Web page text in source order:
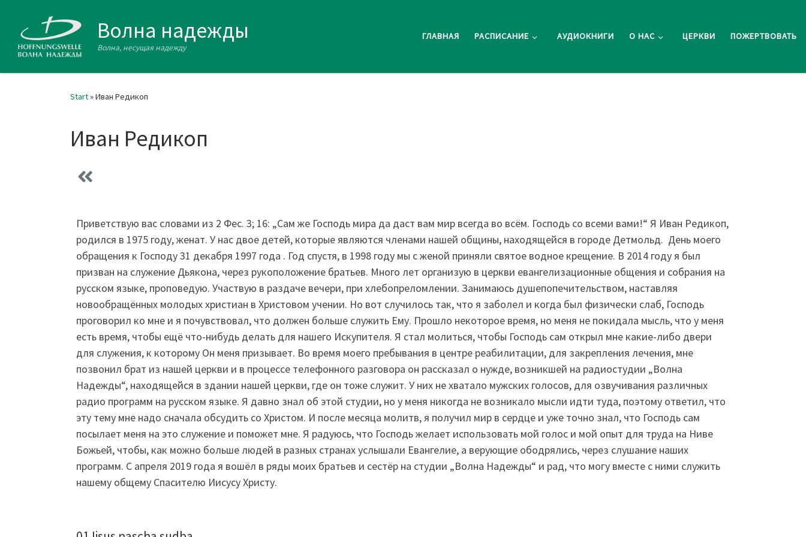
Zum Inhalt springen Волна надежды
Волна, несущая надежду
ГЛАВНАЯ РАСПИСАНИЕ АУДИОКНИГИ О НАС ЦЕРКВИ ПОЖЕРТВОВАТЬ
Start»Иван Редикоп
Иван Редикоп
Приветствую вас словами из 2 Фес. 3; 16: „Сам же Господь мира да даст вам мир всегда во всём. Господь со всеми вами!“ Я Иван Редикоп,
родился в 1975 году, женат. У нас двое детей, которые являются членами нашей общины, находящейся в городе Детмольд. День моего
обращения к Господу 31 декабря 1997 года . Год спустя, в 1998 году мы с женой приняли святое водное крещение. В 2014 году я был
призван на служение Дьякона, через рукоположение братьев. Много лет организую в церкви евангелизационные общения и собрания на
русском языке, проповедую. Участвую в раздаче вечери, при хлебопреломлении. Занимаюсь душепопечительством, наставляя
новообращённых молодых христиан в Христовом учении. Но вот случилось так, что я заболел и когда был физически слаб, Господь
проговорил ко мне и я почувствовал, что должен больше служить Ему. Прошло некоторое время, но меня не покидала мысль, что у меня
есть время, чтобы ещё что-нибудь делать для нашего Искупителя. Я стал молиться, чтобы Господь сам открыл мне какие-либо двери
для служения, к которому Он меня призывает. Во время моего пребывания в центре реабилитации, для закрепления лечения, мне
позвонил брат из нашей церкви и в процессе телефонного разговора он рассказал о нужде, возникшей на радиостудии „Волна
Надежды“, находящейся в здании нашей церкви, где он тоже служит. У них не хватало мужских голосов, для озвучивания различных
радио программ на русском языке. Я давно знал об этой студии, но у меня никогда не возникало мысли идти туда, поэтому ответил, что
эту тему мне надо сначала обсудить со Христом. И после месяца молитв, я получил мир в сердце и уже точно знал, что Господь сам
посылает меня на это служение и поможет мне. Я радуюсь, что Господь желает использовать мой голос и мой опыт для труда на Ниве
Божьей, чтобы, как можно больше людей в разных странах услышали Евангелие, а верующие ободрялись, через слушание наших
программ. С апреля 2019 года я вошёл в ряды моих братьев и сестёр на студии „Волна Надежды“ и рад, что могу вместе с ними служить
нашему общему Спасителю Иисусу Христу.